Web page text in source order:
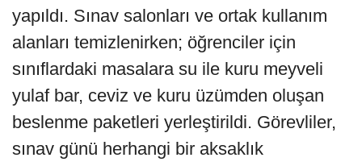
yapıldı. Sınav salonları ve ortak kullanım
alanları temizlenirken; öğrenciler için
sınıflardaki masalara su ile kuru meyveli
yulaf bar, ceviz ve kuru üzümden oluşan
beslenme paketleri yerleştirildi. Görevliler,
sınav günü herhangi bir aksaklık